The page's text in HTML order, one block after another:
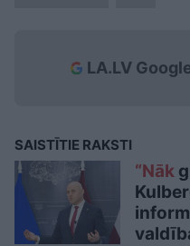
LA.LV
SAISTĪTIE RAKSTI
“Nāk